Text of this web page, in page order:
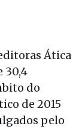
Ática
30,4
do
de 2015
pelo